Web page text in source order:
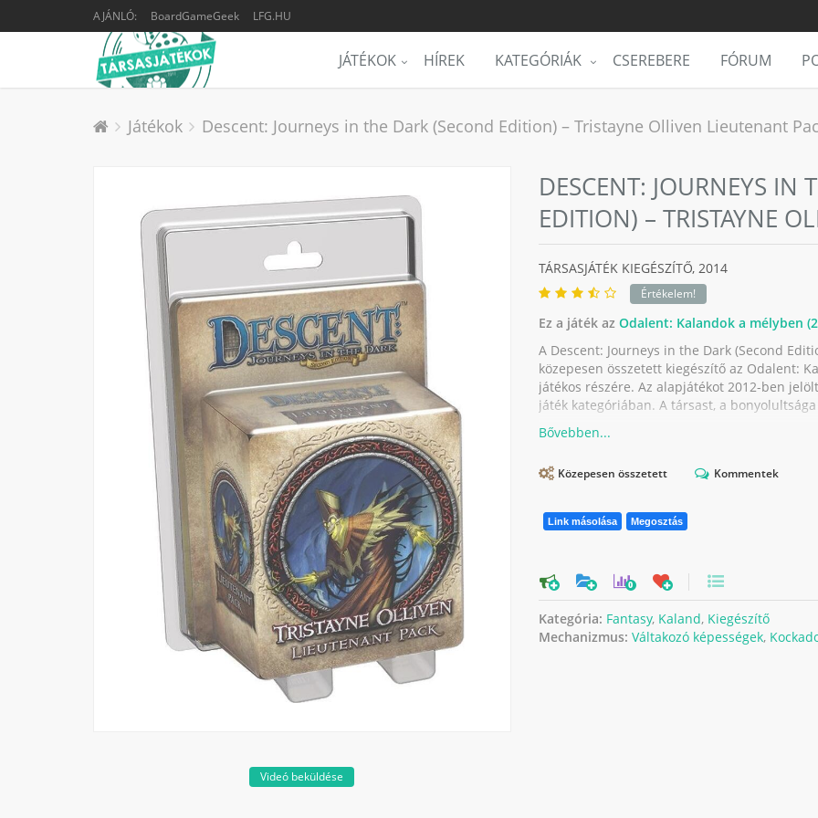
AJÁNLÓ: BoardGameGeek LFG.HU
JÁTÉKOK HÍREK KATEGÓRIÁK CSEREBERE FÓRUM
Játékok Descent: Journeys in the Dark (Second Edition) – Tristayne Olliven Lieutenant
Videó beküldése
DESCENT: JOURNEYS IN
EDITION) – TRISTAYNE
TÁRSASJÁTÉK KIEGÉSZÍTŐ, 2014
Értékelem!
Ez a játék az Odalent: Kalandok a mélyben
A Descent: Journeys in the Dark (Second
közepesen összetett kiegészítő az Odalent:
játékos részére. Az alapjátékot 2012-ben
játék kategóriában. A társast, a
Közepesen összetett Kommentek
Link másolása Megosztás
0
Kategória: Fantasy, Kaland, Kiegészítő
Mechanizmus: Váltakozó képességek,